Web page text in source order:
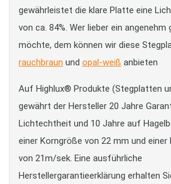
gewährleistet die klare Platte eine
von ca. 84%. Wer lieber ein
möchte, dem können wir diese
rauchbraun und opal-weiß anbieten
Auf Highlux® Produkte (Stegplatten
gewährt der Hersteller 20 Jahre
Lichtechtheit und 10 Jahre auf
einer Korngröße von 22 mm und einer
von 21m/sek. Eine ausführliche
Herstellergarantieerklärung erhalten